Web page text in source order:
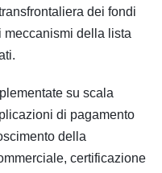
dei fondi
meccanismi della lista
su scala
di pagamento
della
certificazione